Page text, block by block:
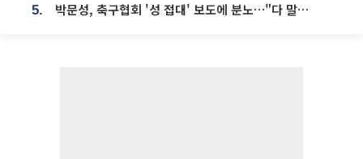
5. 박문성, 축구협회 '성 접대' 보도에 분노…"다 말아먹으려고 작정했나"